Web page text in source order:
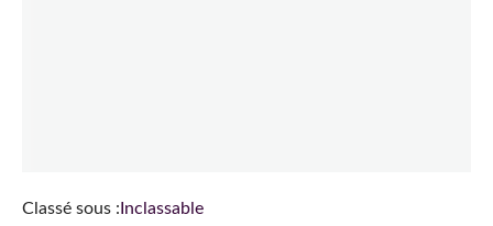
Classé sous : Inclassable